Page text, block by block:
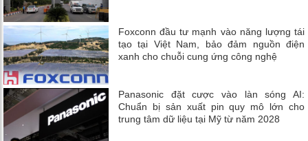
Foxconn đầu tư mạnh vào năng lượng tái
tạo tại Việt Nam, bảo đảm nguồn điện
xanh cho chuỗi cung ứng công nghệ
Panasonic đặt cược vào làn sóng AI:
Chuẩn bị sản xuất pin quy mô lớn cho
trung tâm dữ liệu tại Mỹ từ năm 2028